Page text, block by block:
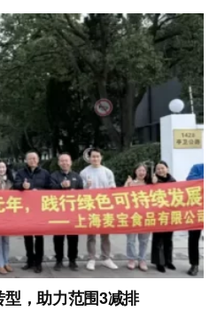
，助力范围3减排